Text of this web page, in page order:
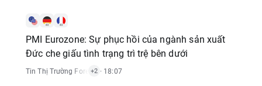
PMI Eurozone: Sự phục hồi của ngành sản xuất
Đức che giấu tình trạng trì trệ bên dưới
Tin Thị Trường Forex,Tin Thị Trường Chỉ Số
+2 · 18:07